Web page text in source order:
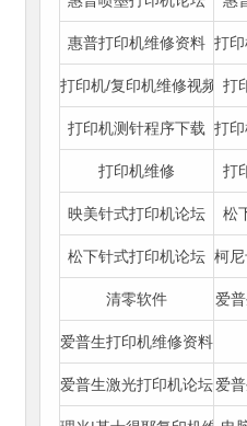
惠普打印机维修资料 打印
打印机/复印机维修视频|图
打
打印机测针程序下载 打
打印机维修 打
映美针式打印机论坛 松
松下针式打印机论坛 柯
清零软件 爱
爱普生打印机维修资料
爱普生激光打印机论坛爱